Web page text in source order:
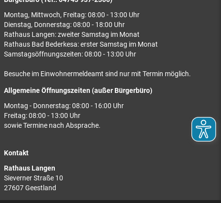
Montag, Mittwoch, Freitag: 08:00 - 13:00 Uhr
Dienstag, Donnerstag: 08:00 - 18:00 Uhr
Rathaus Langen: zweiter Samstag im Monat
Rathaus Bad Bederkesa: erster Samstag im Monat
Samstagsöffnungszeiten: 08:00 - 13:00 Uhr
Besuche im Einwohnermeldeamt sind nur mit Termin möglich.
Allgemeine Öffnungszeiten (außer Bürgerbüro)
Montag - Donnerstag: 08:00 - 16:00 Uhr
Freitag: 08:00 - 13:00 Uhr
sowie Termine nach Absprache.
Kontakt
Rathaus Langen
Sieverner Straße 10
27607 Geestland